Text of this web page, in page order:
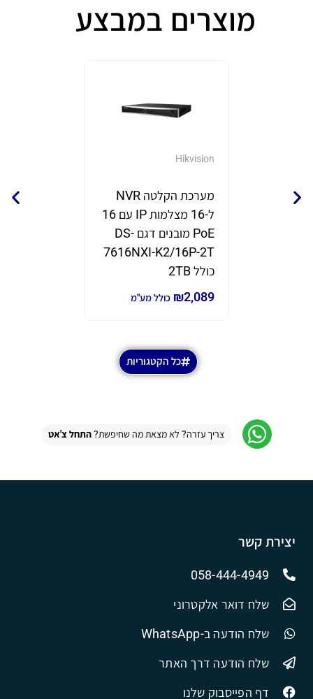
מוצרים במבצע
Hikvision
מערכת הקלטה NVR
ל-16 מצלמות IP עם 16
PoE מובנים דגם DS-
7616NXI-K2/16P-2T
כולל 2TB
₪2,089 כולל מע"מ
כל הקטגוריות
צריך עזרה? לא מצאת מה שחיפשת?התחל צ'אט
יצירת קשר
058-444-4949
שלח דואר אלקטרוני
שלח הודעה ב-WhatsApp
שלח הודעה דרך האתר
דף הפייסבוק שלנו